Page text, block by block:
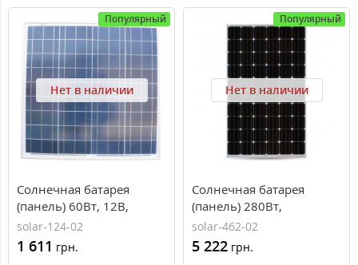
Популярный
Нет в наличии
Солнечная батарея
(панель) 60Вт, 12В,
поликристаллическая,
PLM-060P-36, Perlight
Solar
solar-124-02
1 611 грн.
Популярный
Нет в наличии
Солнечная батарея
(панель) 280Вт,
монокристаллическая
PLM-280M-60, Perlight
Solar
solar-462-02
5 222 грн.